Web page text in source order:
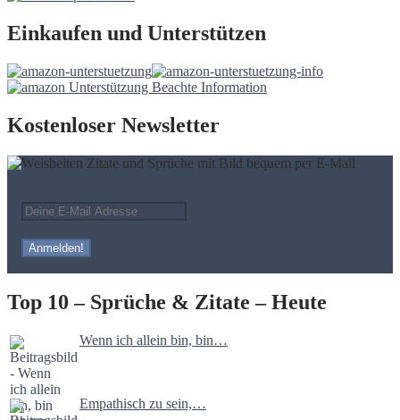
Einkaufen und Unterstützen
Kostenloser Newsletter
Top 10 – Sprüche & Zitate – Heute
Wenn ich allein bin, bin…
Empathisch zu sein,…